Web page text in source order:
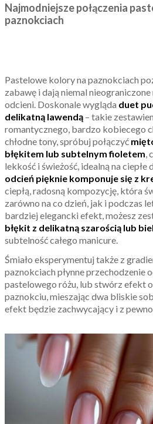
Najmodniejsze połączenia
paznokciach
Pastelowe kolory na paznokciach
zabawę i dają niemal
odcieni. Doskonale wygląda duet
delikatną lawendą – takie
romantycznego, bardzo kobiecego
chłodne tony, spróbuj połączyć
błękitem lub subtelnym fioletem ,
lekkość i świeżość, idealną na ciepłe
odcień pięknie komponuje się z
ciepłą, radosną kompozycję, która
zarówno na co dzień, jak i podczas
bardziej elegancki efekt, możesz
błękit z delikatną szarością lub
subtelność całego manicure.
Śmiało eksperymentuj także z
paznokciach płynne przechodzenie
pastelowego różu, lub stwórz efekt
paznokciu, mieszając dwa bliskie
efekt będzie zachwycający i z